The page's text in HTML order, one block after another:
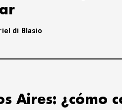
di Blasio
Aires: ¿cómo